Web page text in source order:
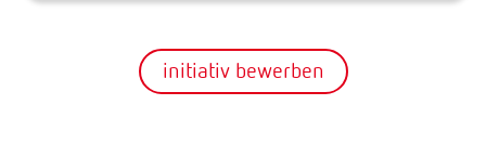
initiativ bewerben